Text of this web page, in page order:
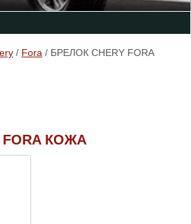
/ Fora / БРЕЛОК CHERY FORA
FORA КОЖА